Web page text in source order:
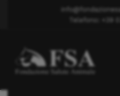
Telefono: +39
Lussazione rotula
Dott. BEVILACQUA DOMENICO